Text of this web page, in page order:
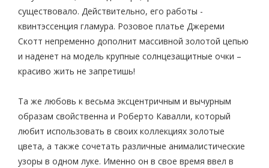
существовало. Действительно, его работы -
квинтэссенция гламура. Розовое платье Джереми
Скотт непременно дополнит массивной золотой цепью
и наденет на модель крупные солнцезащитные очки –
красиво жить не запретишь!
Та же любовь к весьма эксцентричным и вычурным
образам свойственна и Роберто Кавалли, который
любит использовать в своих коллекциях золотые
цвета, а также сочетать различные анималистические
узоры в одном луке. Именно он в свое время ввел в